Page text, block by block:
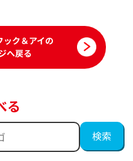
ック＆アイの
へ戻る
る